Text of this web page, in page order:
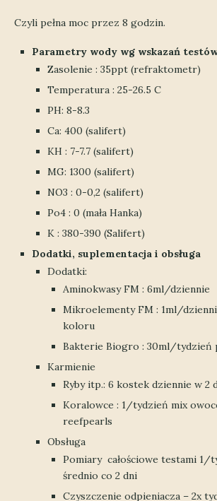
Czyli pełna moc przez 8 godzin.
Parametry wody wg wskazań
Zasolenie : 35ppt (refraktometr)
Temperatura : 25-26.5 C
PH: 8-8.3
Ca: 400 (salifert)
KH : 7-7.7 (salifert)
MG: 1300 (salifert)
NO3 : 0-0,2 (salifert)
Po4 : 0 (mała Hanka)
K : 380-390 (Salifert)
Dodatki, suplementacja i obsługa
Dodatki:
Aminokwasy FM : 6ml/dziennie
Mikroelementy FM : 1ml/
koloru
Bakterie Biogro : 30ml/tydzień
Karmienie
Ryby itp.: 6 kostek dziennie w 2
Koralowce : 1/tydzień mix
reefpearls
Obsługa
Pomiary całościowe testami 1/
średnio co 2 dni
Czyszczenie odpieniacza – 2x